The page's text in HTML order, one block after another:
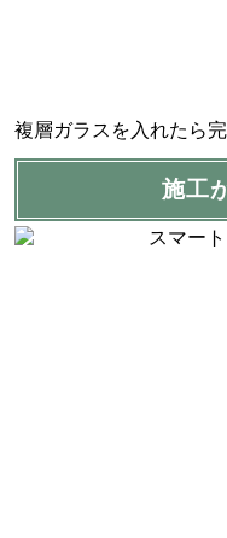
複層ガラスを入れたら完
施工